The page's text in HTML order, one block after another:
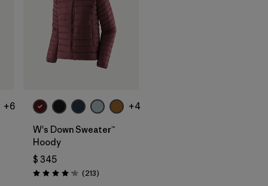
+6 +4
W's Down Sweater™
Hoody
$ 345
Valoración: 4.2 / 5
(213Comentarios
)